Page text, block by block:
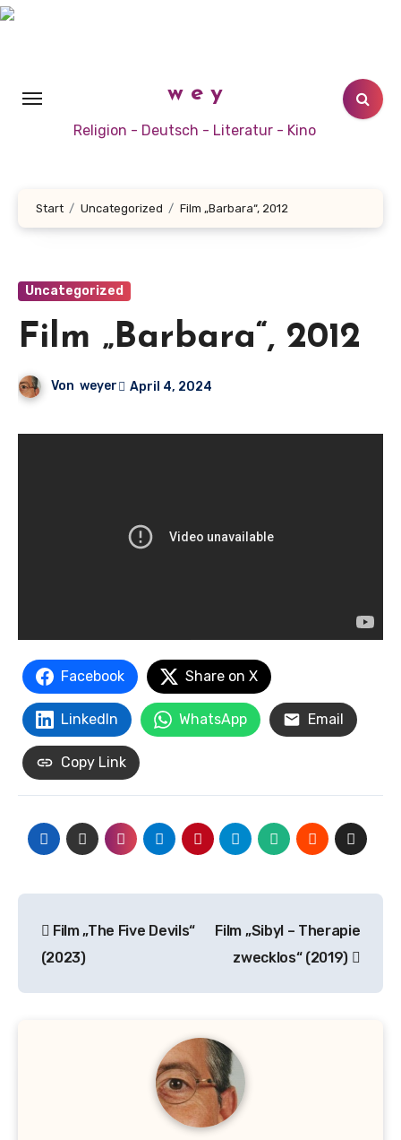
Zum
w e y
Religion - Deutsch - Literatur - Kino
Start Uncategorized Film „Barbara“, 2012
Uncategorized
Film „Barbara“, 2012
Von weyer April 4, 2024
Facebook Share on X
LinkedIn WhatsApp Email
Copy Link
Navigation
Film „The Five Devils“
(2023)
Film „Sibyl – Therapie
zwecklos“ (2019)